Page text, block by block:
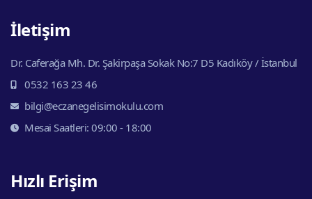
İletişim
Dr. Caferağa Mh. Dr. Şakirpaşa Sokak No:7 D5 Kadıköy / İstanbul
0532 163 23 46
bilgi@eczanegelisimokulu.com
Mesai Saatleri: 09:00 - 18:00
Hızlı Erişim